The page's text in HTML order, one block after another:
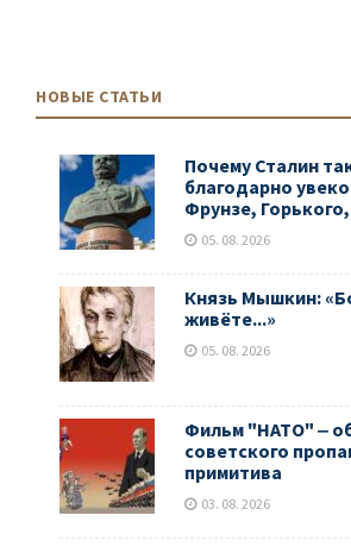
НОВЫЕ СТАТЬИ
Почему Сталин
благодарно
Фрунзе,
05. 08. 2026
Князь Мышкин:
живёте...»
05. 08. 2026
Фильм "НАТО" ‒
советского
примитива
03. 08. 2026